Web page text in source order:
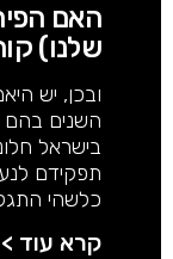
האם
שלנו)
ובכן, יש
השנים בהם
בישראל
תפקידם
כלשהי
קרא עוד